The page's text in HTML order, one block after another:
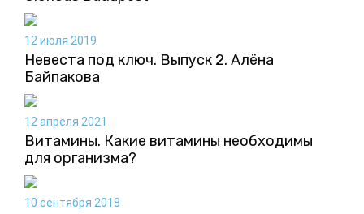
12 июля 2019
Невеста под ключ. Выпуск 2. Алёна
Байпакова
12 апреля 2021
Витамины. Какие витамины необходимы
для организма?
10 сентября 2018